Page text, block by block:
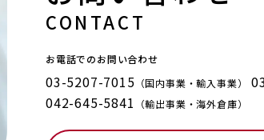
CONTACT
お電話でのお問い合わせ
03-5207-7015 （国内事業・輸入事業）
042-645-5841 （輸出事業・海外倉庫）